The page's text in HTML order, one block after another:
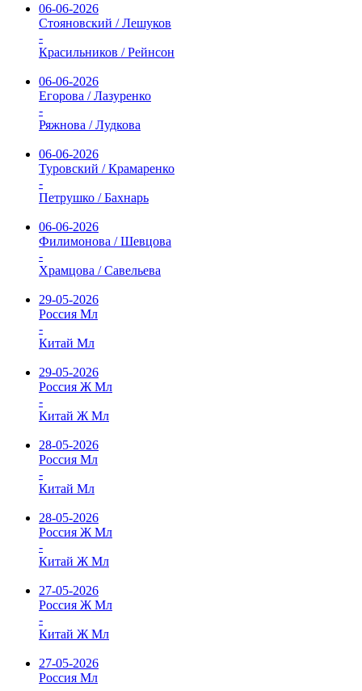
06-06-2026
Стояновский / Лешуков
-
Красильников / Рейнсон
06-06-2026
Егорова / Лазуренко
-
Ряжнова / Лудкова
06-06-2026
Туровский / Крамаренко
-
Петрушко / Бахнарь
06-06-2026
Филимонова / Шевцова
-
Храмцова / Савельева
29-05-2026
Россия Мл
-
Китай Мл
29-05-2026
Россия Ж Мл
-
Китай Ж Мл
28-05-2026
Россия Мл
-
Китай Мл
28-05-2026
Россия Ж Мл
-
Китай Ж Мл
27-05-2026
Россия Ж Мл
-
Китай Ж Мл
27-05-2026
Россия Мл